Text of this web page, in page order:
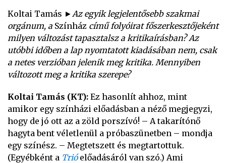
Koltai Tamás ►Az egyik legjelentősebb szakmai
orgánum, a Színház című folyóirat főszerkesztőjeként
milyen változást tapasztalsz a kritikaírásban? Az
utóbbi időben a lap nyomtatott kiadásában nem, csak
a netes verzióban jelenik meg kritika. Mennyiben
változott meg a kritika szerepe?
Koltai Tamás (KT): Ez hasonlít ahhoz, mint
amikor egy színházi előadásban a néző megjegyzi,
hogy de jó ott az a zöld porszívó! – A takarítónő
hagyta bent véletlenül a próbaszünetben – mondja
egy színész. – Megtetszett és megtartottuk.
(Egyébként a Trióelőadásáról van szó.) Ami